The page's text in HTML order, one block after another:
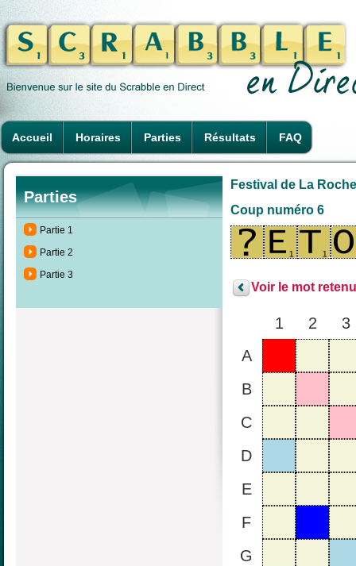
Accueil Horaires Parties Résultats FAQ
Parties
Partie 1
Partie 2
Partie 3
Festival de La
Coup numéro 6
Voir le mot
1 2
3
A
B
C
D
E
F
G